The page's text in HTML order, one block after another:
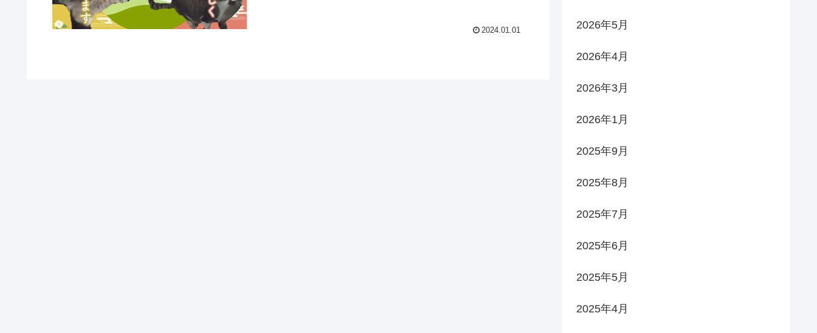
2024.01.01 2026年5月
2026年4月
2026年3月
2026年1月
2025年9月
2025年8月
2025年7月
2025年6月
2025年5月
2025年4月